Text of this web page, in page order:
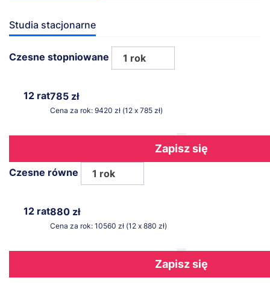
Studia stacjonarne
Czesne stopniowane 1 rok
12 rat785 zł
Cena za rok: 9420 zł (12 x 785 zł)
Zapisz się
Czesne równe 1 rok
12 rat880 zł
Cena za rok: 10560 zł (12 x 880 zł)
Zapisz się